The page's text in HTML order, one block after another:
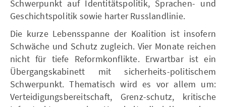
Schwerpunkt auf Identitätspolitik, Sprachen- und
Geschichtspolitik sowie harter Russlandlinie.
Die kurze Lebensspanne der Koalition ist insofern
Schwäche und Schutz zugleich. Vier Monate reichen
nicht für tiefe Reformkonflikte. Erwartbar ist ein
Übergangskabinett mit sicherheits-politischem
Schwerpunkt. Thematisch wird es vor allem um:
Verteidigungsbereitschaft, Grenz-schutz, kritische